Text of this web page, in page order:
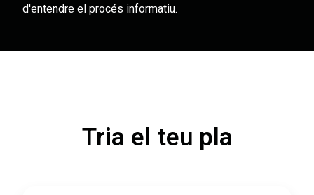
d'entendre el procés informatiu.
Tria el teu pla